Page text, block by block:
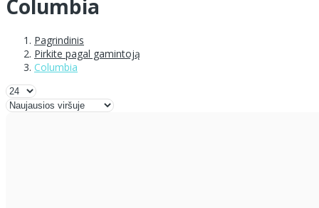
Columbia
Pagrindinis
Pirkite pagal gamintoją
Columbia